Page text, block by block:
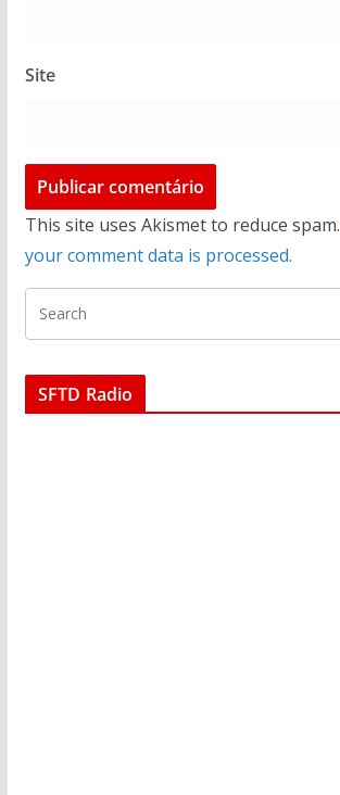
Site
This site uses Akismet to reduce spam.
your comment data is processed.
SFTD Radio